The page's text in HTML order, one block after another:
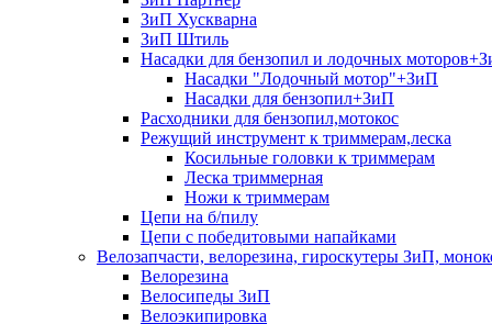
ЗиП Хускварна
ЗиП Штиль
Насадки для бензопил и лодочных
Насадки "Лодочный мотор"+ЗиП
Насадки для бензопил+ЗиП
Расходники для бензопил,мотокос
Режущий инструмент к триммерам,леска
Косильные головки к триммерам
Леска триммерная
Ножи к триммерам
Цепи на б/пилу
Цепи с победитовыми напайками
Велозапчасти, велорезина, гироскутеры ЗиП,
Велорезина
Велосипеды ЗиП
Велоэкипировка